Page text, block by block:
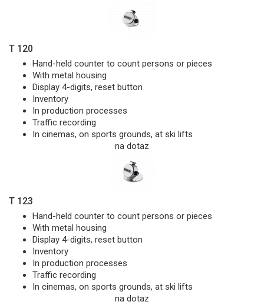
T 120
Hand-held counter to count persons or pieces
With metal housing
Display 4-digits, reset button
Inventory
In production processes
Traffic recording
In cinemas, on sports grounds, at ski lifts
na dotaz
T 123
Hand-held counter to count persons or pieces
With metal housing
Display 4-digits, reset button
Inventory
In production processes
Traffic recording
In cinemas, on sports grounds, at ski lifts
na dotaz